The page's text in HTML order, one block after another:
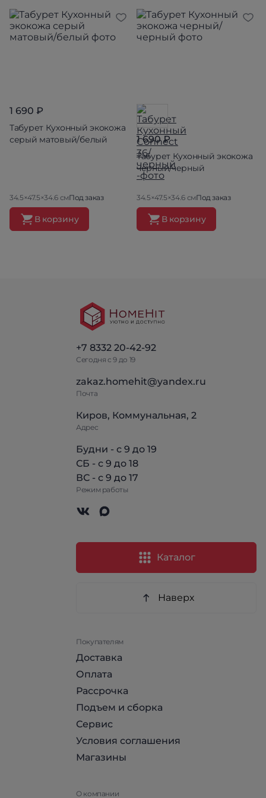
1 690 ₽
Табурет Кухонный экокожа
серый матовый/белый
34.5×47.5×34.6 смПод заказ
В корзину
1 690 ₽
Табурет Кухонный экокожа
черный/черный
34.5×47.5×34.6 смПод заказ
В корзину
+7 8332 20-42-92
Сегодня с 9 до 19
zakaz.homehit@yandex.ru
Почта
Киров, Коммунальная, 2
Адрес
Будни - с 9 до 19
СБ - с 9 до 18
ВС - с 9 до 17
Режим работы
Каталог
Наверх
Покупателям
Доставка
Оплата
Рассрочка
Подъем и сборка
Сервис
Условия соглашения
Магазины
О компании